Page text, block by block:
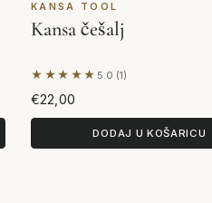
KANSA TOOL
Kansa češalj
★★★★★ 5.0 (1)
Na temelju 1 recenzije
€22,00
DODAJ U KOŠARICU